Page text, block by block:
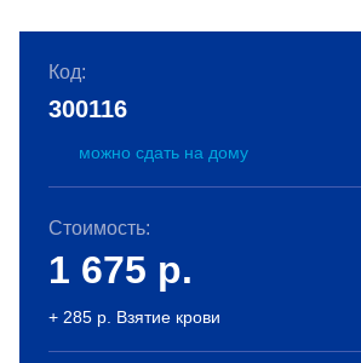
Код:
300116
можно сдать на дому
Стоимость:
1 675 р.
+ 285 р. Взятие крови